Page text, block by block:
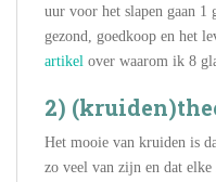
uur voor het slapen gaan 1
gezond, goedkoop en het
artikel over waarom ik 8
2)
Het mooie van kruiden is
zo veel van zijn en dat